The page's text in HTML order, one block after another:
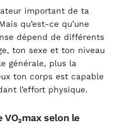
important de ta
qu’est-ce qu’une
dépend de différents
ton sexe et ton niveau
générale, plus la
ton corps est capable
l’effort physique.
selon le